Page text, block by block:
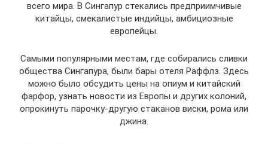
всего мира. В Сингапур стекались предприимчивые
китайцы, смекалистые индийцы, амбициозные
европейцы.
Самыми популярными местам, где собирались сливки
общества Сингапура, были бары отеля Раффлз. Здесь
можно было обсудить цены на опиум и китайский
фарфор, узнать новости из Европы и других колоний,
опрокинуть парочку-другую стаканов виски, рома или
джина.